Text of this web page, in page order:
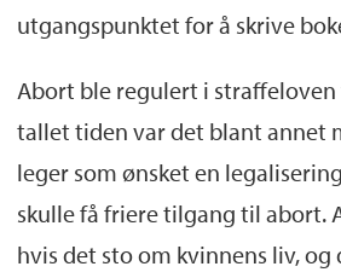
utgangspunktet for å skrive
Abort ble regulert i straffeloven
tallet tiden var det blant annet
leger som ønsket en
skulle få friere tilgang til abort.
hvis det sto om kvinnens liv,